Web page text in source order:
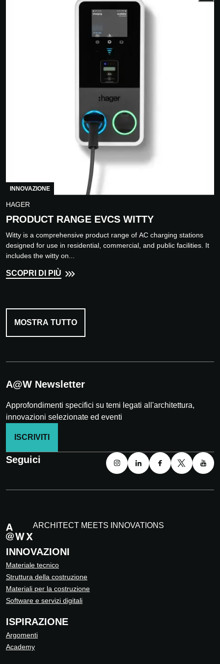
INNOVAZIONE
HAGER
PRODUCT RANGE EVCS WITTY
Witty is a comprehensive product range of AC charging stations
designed for use in residential, commercial, and public facilities. It
includes the witty on...
SCOPRI DI PIÙ
MOSTRA TUTTO
A@W Newsletter
Approfondimenti specifici su temi legati all'architettura,
innovazioni selezionate ed eventi
ISCRIVITI
Seguici
ARCHITECT MEETS INNOVATIONS
INNOVAZIONI
Materiale tecnico
Struttura della costruzione
Materiali per la costruzione
Software e servizi digitali
ISPIRAZIONE
Argomenti
Academy